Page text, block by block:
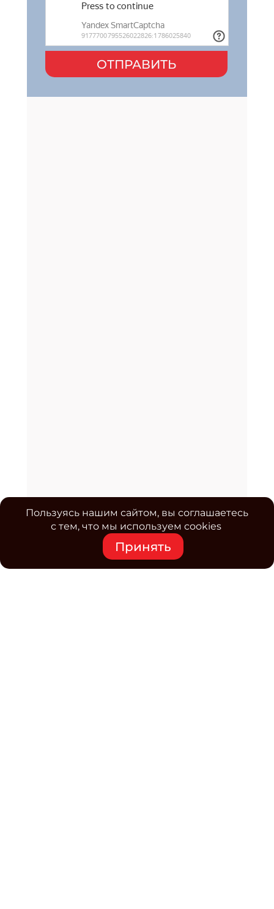
ОТПРАВИТЬ
Пользуясь нашим сайтом, вы соглашаетесь
с тем, что мы используем cookies
Принять